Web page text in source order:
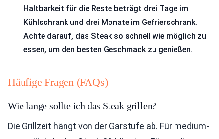
Haltbarkeit für die Reste beträgt drei Tage im
Kühlschrank und drei Monate im Gefrierschrank.
Achte darauf, das Steak so schnell wie möglich zu
essen, um den besten Geschmack zu genießen.
Häufige Fragen (FAQs)
Wie lange sollte ich das Steak grillen?
Die Grillzeit hängt von der Garstufe ab. Für medium-